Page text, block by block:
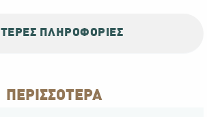
ΠΛΗΡΟΦΟΡΊΕΣ
ΠΕΡΙΣΣΟΤΕΡΑ